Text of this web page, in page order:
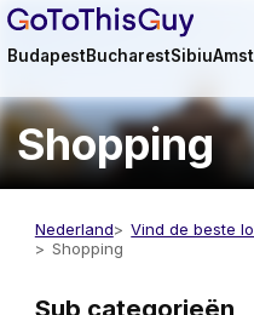
BudapestBucharestSibiu
Shopping
Nederland
Vind de beste
Shopping
Sub categorieën